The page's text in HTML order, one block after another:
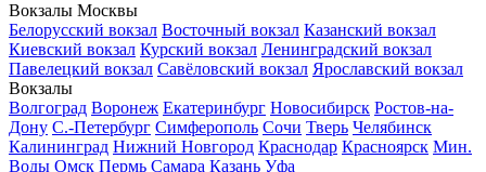
Вокзалы Москвы
Белорусский вокзал Восточный вокзал Казанский вокзал
Киевский вокзал Курский вокзал Ленинградский вокзал
Павелецкий вокзал Савёловский вокзал Ярославский вокзал
Вокзалы
Волгоград Воронеж Екатеринбург Новосибирск Ростов-на-
Дону С.-Петербург Симферополь Сочи Тверь Челябинск
Калининград Нижний Новгород Краснодар Красноярск Мин.
Воды Омск Пермь Самара Казань Уфа